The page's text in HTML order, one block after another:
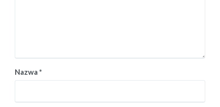
Nazwa *